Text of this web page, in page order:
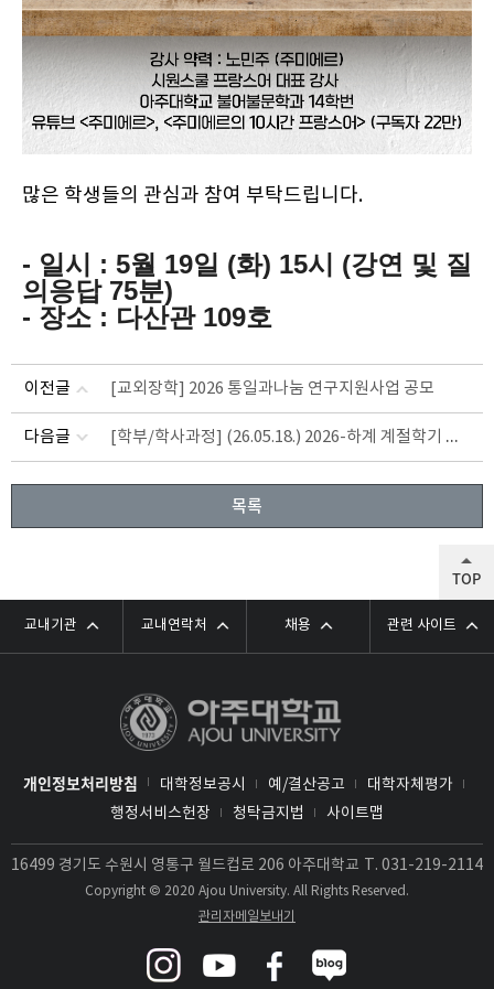
많은 학생들의 관심과 참여 부탁드립니다.
- 일시 : 5월 19일 (화) 15시 (강연 및 질
의응답 75분)
- 장소 : 다산관 109호
이전글 [교외장학] 2026 통일과나눔 연구지원사업 공모
다음글 [학부/학사과정] (26.05.18.) 2026-하계 계절학기 국내대학 학점교류 신청 안내
목록
교내기관 교내연락처 채용 관련 사이트
개인정보처리방침 대학정보공시 예/결산공고
대학자체평가
행정서비스헌장
청탁금지법 사이트맵
16499 경기도 수원시 영통구 월드컵로 206 아주대학교 T. 031-219-2114
Copyright © 2020 Ajou University. All Rights Reserved.
관리자메일보내기
TOP